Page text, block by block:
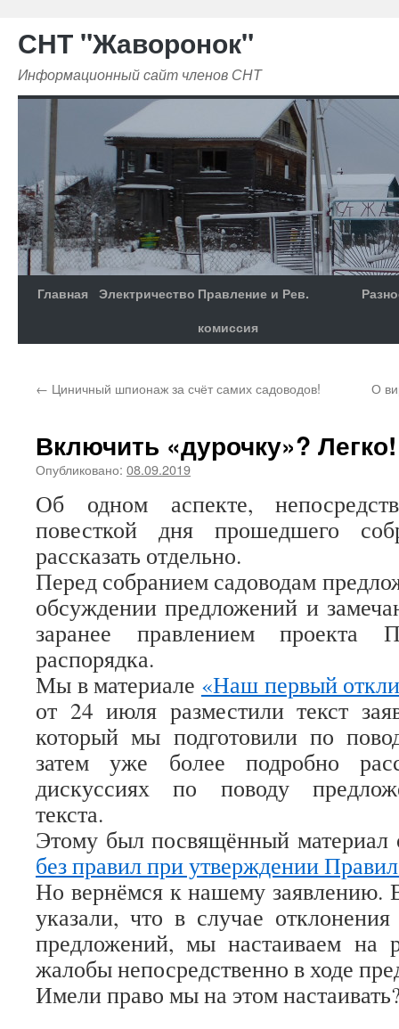
СНТ "Жаворонок"
Информационный сайт членов СНТ
Главная Электричество Правление и Рев.
комиссия
← Циничный шпионаж за счёт самих садоводов! О
Включить «дурочку»? Легко!
Опубликовано: 08.09.2019
Об одном аспекте,
повесткой дня прошедшего
рассказать отдельно.
Перед собранием садоводам
обсуждении предложений и
заранее правлением проекта
распорядка.
Мы в материале «Наш первый
от 24 июля разместили текст
который мы подготовили по
затем уже более подробно
дискуссиях по поводу
текста.
Этому был посвящённый
без правил при утверждении
Но вернёмся к нашему заявлению.
указали, что в случае
предложений, мы настаиваем на
жалобы непосредственно в ходе
Имели право мы на этом